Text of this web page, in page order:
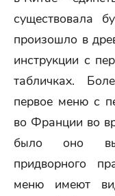
существовала
произошло в
инструкции с
табличках.
первое меню с
во Франции во
было оно
придворного
меню имеют